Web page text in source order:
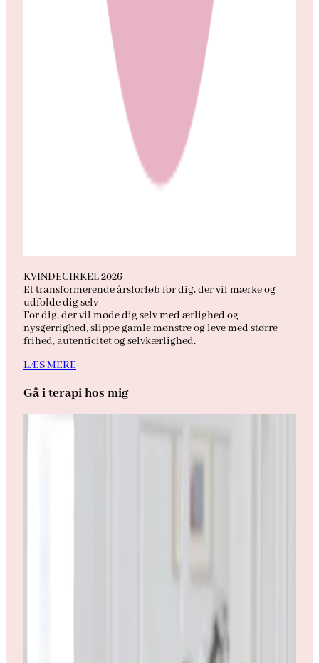
KVINDECIRKEL 2026
Et transformerende årsforløb for dig, der vil mærke og
udfolde dig selv
For dig, der vil møde dig selv med ærlighed og
nysgerrighed, slippe gamle mønstre og leve med større
frihed, autenticitet og selvkærlighed.
LÆS MERE
Gå i terapi hos mig